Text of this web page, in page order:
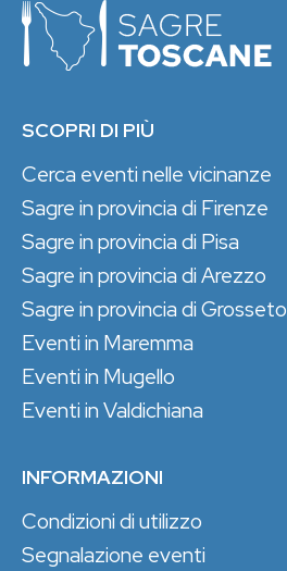
SCOPRI DI PIÙ
Cerca eventi nelle vicinanze
Sagre in provincia di Firenze
Sagre in provincia di Pisa
Sagre in provincia di Arezzo
Sagre in provincia di Grosseto
Eventi in Maremma
Eventi in Mugello
Eventi in Valdichiana
INFORMAZIONI
Condizioni di utilizzo
Segnalazione eventi